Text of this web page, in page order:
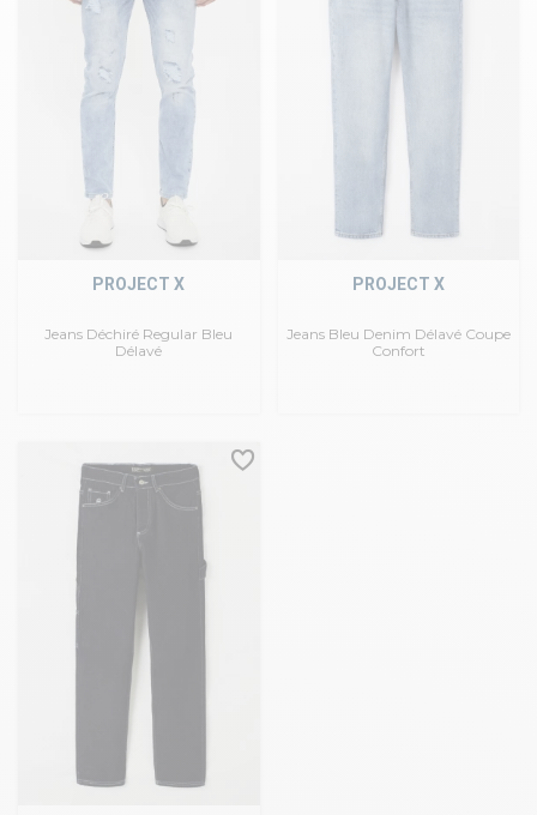
Jeans Déchiré Regular Bleu
Délavé
PROJECT X
Jeans Bleu Denim Délavé Coupe
Confort
PROJECT X